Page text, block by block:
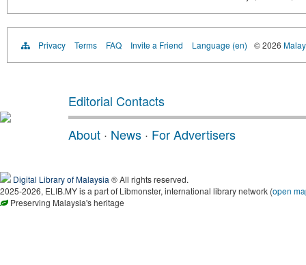
Privacy Terms FAQ Invite a Friend Language (en) © 2026
Editorial Contacts
About · News · For Advertisers
Digital Library of Malaysia ® All rights reserved.
2025-2026, ELIB.MY is a part of Libmonster, international library network (open
Preserving Malaysia's heritage